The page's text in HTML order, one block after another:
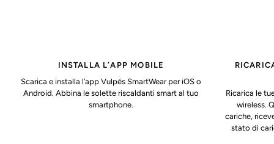
INSTALLA L’APP MOBILE
Scarica e installa l’app Vulpés SmartWear per iOS o
Android. Abbina le solette riscaldanti smart al tuo
smartphone.
Ricarica le
wireless.
cariche,
stato di